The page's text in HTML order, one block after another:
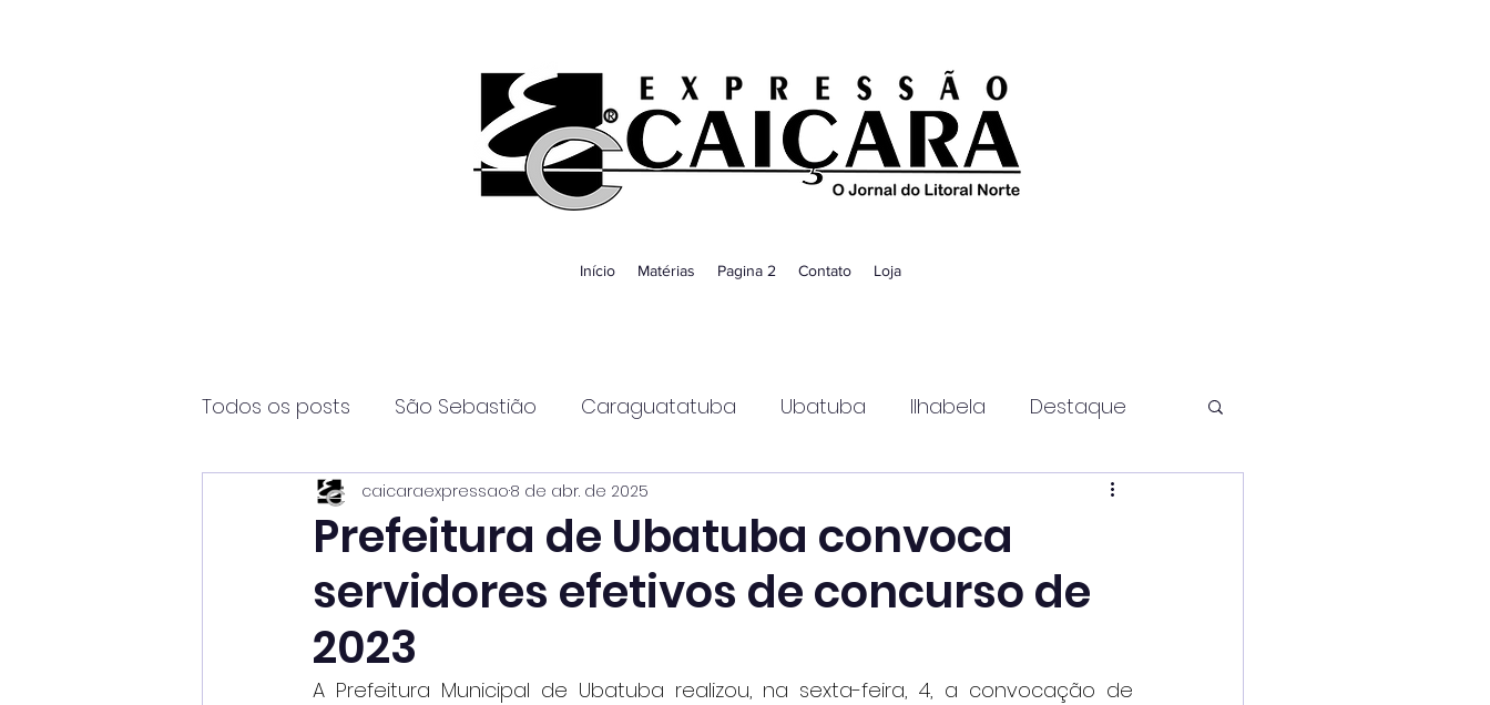
Início Matérias Pagina 2 Contato Loja
Todos os posts São Sebastião Caraguatatuba Ubatuba Ilhabela Destaque
Página2 Itanhaém Guaratinguetá
Prefeitura de Ubatuba convoca
servidores efetivos de concurso de
2023
caicaraexpressao8 de abr. de 2025
A Prefeitura Municipal de Ubatuba realizou, na sexta-feira, 4, a convocação de